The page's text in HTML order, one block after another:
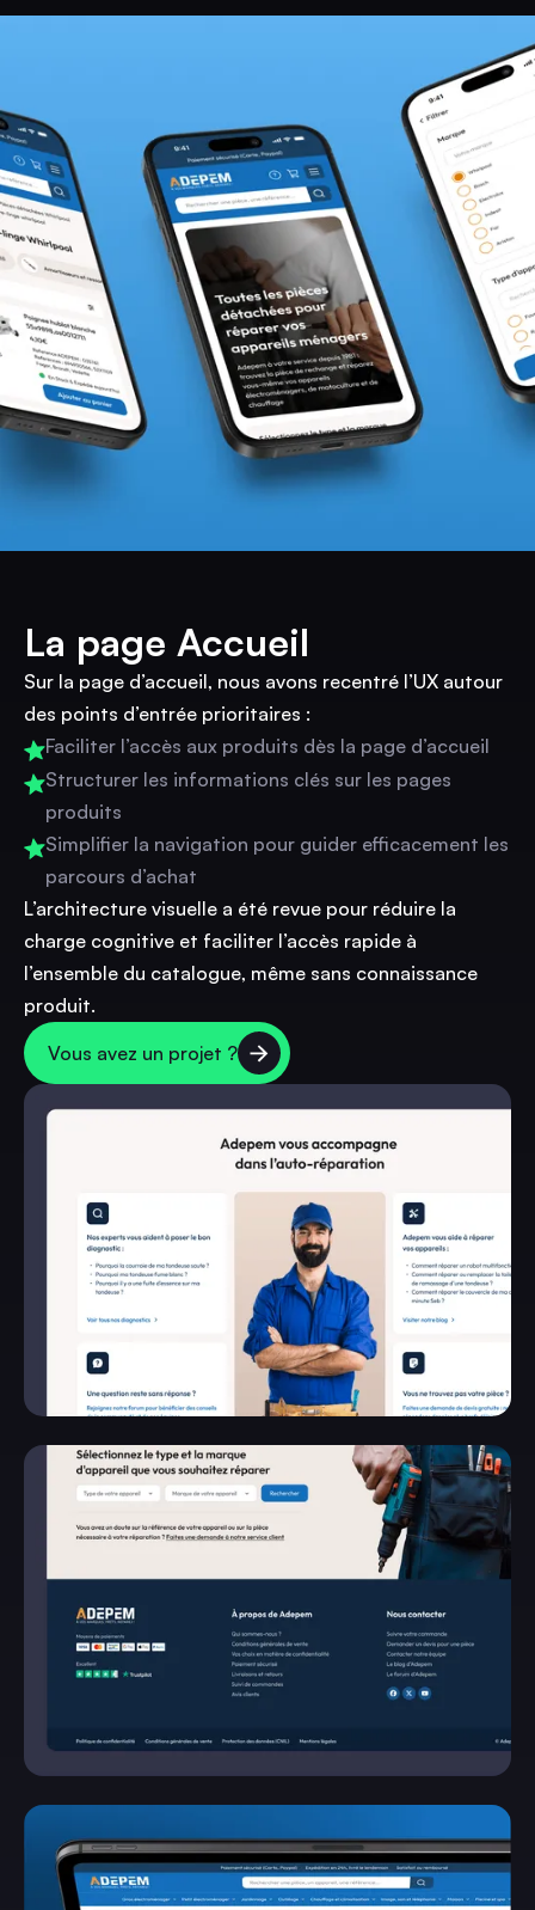
La page Accueil
Sur la page d’accueil, nous avons recentré l’UX autour
des points d’entrée prioritaires :
Faciliter l’accès aux produits dès la page d’accueil
Structurer les informations clés sur les pages
produits
Simplifier la navigation pour guider efficacement les
parcours d’achat
L’architecture visuelle a été revue pour réduire la
charge cognitive et faciliter l’accès rapide à
l’ensemble du catalogue, même sans connaissance
produit.
Vous avez un projet ?